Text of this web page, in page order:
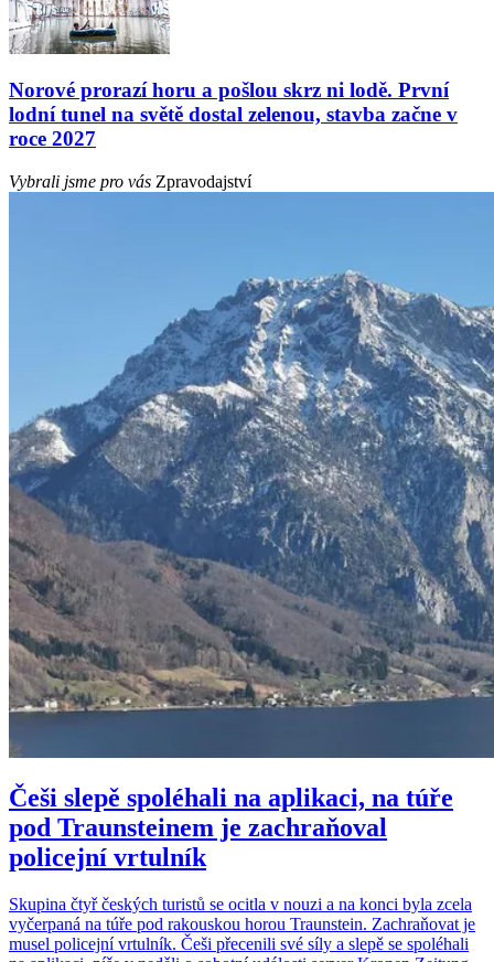
Norové prorazí horu a pošlou skrz ni lodě. První
lodní tunel na světě dostal zelenou, stavba začne v
roce 2027
Vybrali jsme pro vás Zpravodajství
Češi slepě spoléhali na aplikaci, na túře
pod Traunsteinem je zachraňoval
policejní vrtulník
Skupina čtyř českých turistů se ocitla v nouzi a na konci byla zcela
vyčerpaná na túře pod rakouskou horou Traunstein. Zachraňovat je
musel policejní vrtulník. Češi přecenili své síly a slepě se spoléhali